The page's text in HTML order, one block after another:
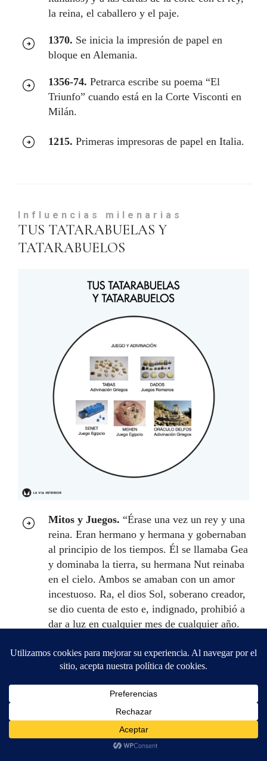
la reina, el caballero y el paje.
1370. Se inicia la impresión de papel en
bloque en Alemania.
1356-74. Petrarca escribe su poema “El
Triunfo” cuando está en la Corte Visconti en
Milán.
1215. Primeras impresoras de papel en Italia.
Influencias milenarias
TUS TATARABUELAS Y
TATARABUELOS
Mitos y Juegos. “Érase una vez un rey y una
reina. Eran hermano y hermana y gobernaban
al principio de los tiempos. Él se llamaba Gea
y dominaba la tierra, su hermana Nut reinaba
en el cielo. Ambos se amaban con un amor
incestuoso. Ra, el dios Sol, soberano creador,
se dio cuenta de esto e, indignado, prohibió a
dar a luz en cualquier mes de cualquier año.
el escriba divino, un erudito en letras y artes y
maestro de los juegos. Buscando desviar la
maldición del Sol, se presentó ante la Luna y
le propuso una partida del juego de mesa.
Ganó el juego y la Luna se vio obligada a
darle la septuagésima parte de las noches en
las que ella brillara. Con la suma de todas